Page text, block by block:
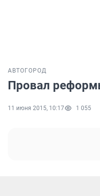
АВТО ГОРОД
Провал
11 июня 2015, 10:17 1 055